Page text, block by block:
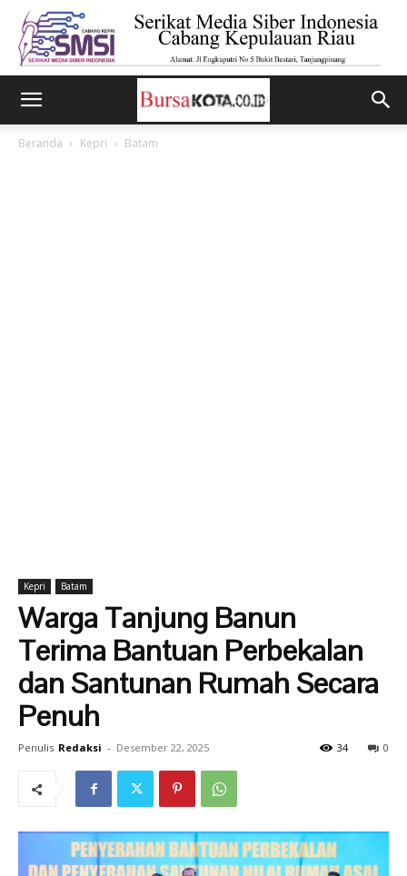
Beranda Kepri Batam
Kepri Batam
Warga Tanjung Banun
Terima Bantuan Perbekalan
dan Santunan Rumah Secara
Penuh
Penulis Redaksi - Desember 22, 2025 0
34